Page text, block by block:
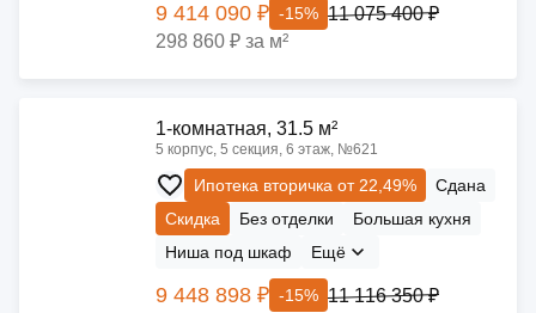
9 414 090 ₽ -15% 11 075 400 ₽
298 860 ₽ за м²
1-комнатная, 31.5 м²
5 корпус, 5 секция, 6 этаж, №621
Ипотека вторичка от 22,49%
Сдана
Скидка
Без отделки
Большая кухня
Ниша под шкаф
Ещё
9 448 898 ₽ -15% 11 116 350 ₽